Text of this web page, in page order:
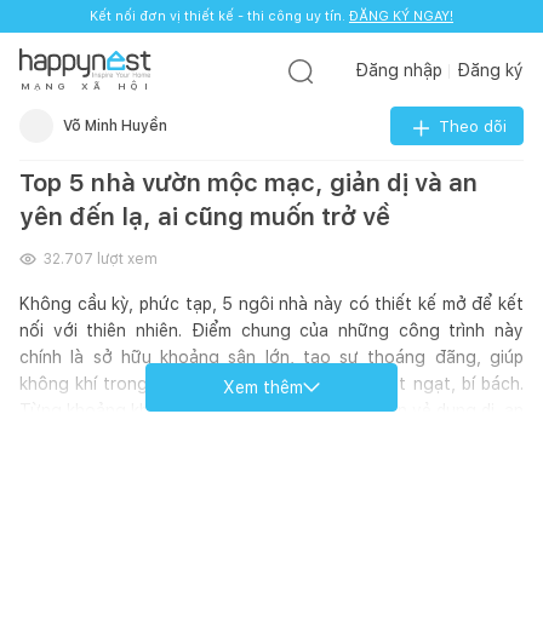
Kết nối đơn vị thiết kế - thi công uy tín. ĐĂNG KÝ NGAY!
M Ạ N G X Ã H Ộ I
Đăng nhập Đăng ký
Võ Minh Huyền Theo dõi
Top 5 nhà vườn mộc mạc, giản dị và an
yên đến lạ, ai cũng muốn trở về
32.707 lượt xem
Không cầu kỳ, phức tạp, 5 ngôi nhà này có thiết kế mở để kết
nối với thiên nhiên. Điểm chung của những công trình này
chính là sở hữu khoảng sân lớn, tạo sự thoáng đãng, giúp
không khí trong nhà lưu thông tốt, không ngột ngạt, bí bách.
Từng khoảng không gian trong nhà đều toát lên vẻ dung dị, an
Xem thêm